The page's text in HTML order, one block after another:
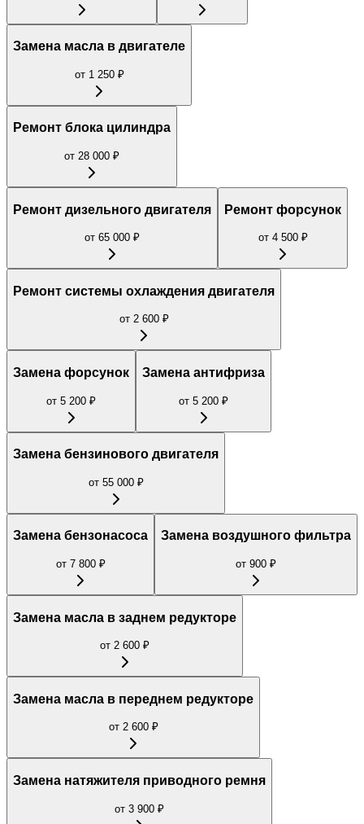
Замена масла в двигателе
от 1 250₽
Ремонт блока цилиндра
от 28 000 ₽
Ремонт дизельного двигателя
от 65 000 ₽
Ремонт форсунок
от 4 500₽
Ремонт системы охлаждения двигателя
от 2 600₽
Замена форсунок
от 5 200 ₽
Замена антифриза
от 5 200 ₽
Замена бензинового двигателя
от 55 000₽
Замена бензонасоса
от 7 800₽
Замена воздушного фильтра
от 900 ₽
Замена масла в заднем редукторе
от 2 600 ₽
Замена масла в переднем редукторе
от 2 600₽
Замена натяжителя приводного ремня
от 3 900 ₽